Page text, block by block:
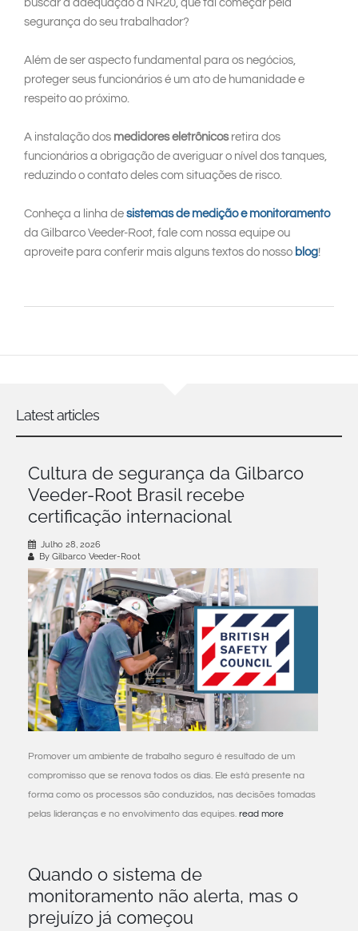
buscar a adequação à NR20, que tal começar pela
segurança do seu trabalhador?
Além de ser aspecto fundamental para os negócios,
proteger seus funcionários é um ato de humanidade e
respeito ao próximo.
A instalação dos medidores eletrônicosretira dos
funcionários a obrigação de averiguar o nível dos tanques,
reduzindo o contato deles com situações de risco.
Conheça a linha de sistemas de medição e monitoramento
da Gilbarco Veeder-Root, fale com nossa equipe ou
aproveite para conferir mais alguns textos do nosso blog!
Latest articles
Cultura de segurança da Gilbarco
Veeder-Root Brasil recebe
certificação internacional
Julho 28, 2026
By Gilbarco Veeder-Root
Promover um ambiente de trabalho seguro é resultado de um
compromisso que se renova todos os dias. Ele está presente na
forma como os processos são conduzidos, nas decisões tomadas
pelas lideranças e no envolvimento das equipes. read more
Quando o sistema de
monitoramento não alerta, mas o
prejuízo já começou